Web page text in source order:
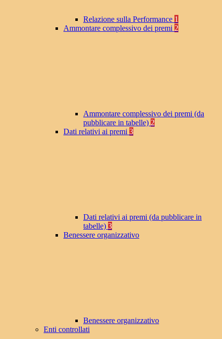
Relazione sulla Performance 1
Ammontare complessivo dei premi 2
Ammontare complessivo dei premi (da
pubblicare in tabelle) 2
Dati relativi ai premi 3
Dati relativi ai premi (da pubblicare in
tabelle) 3
Benessere organizzativo
Benessere organizzativo
Enti controllati